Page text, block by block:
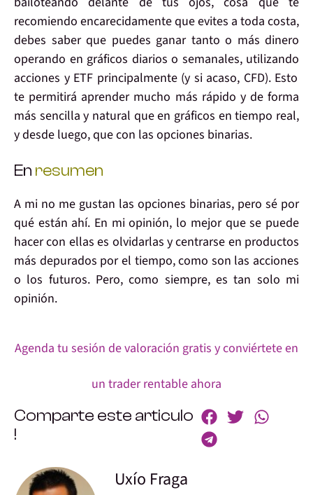
recomiendo encarecidamente que evites a toda costa,
debes saber que puedes ganar tanto o más dinero
operando en gráficos diarios o semanales, utilizando
acciones y ETF principalmente (y si acaso, CFD). Esto
te permitirá aprender mucho más rápido y de forma
más sencilla y natural que en gráficos en tiempo real,
y desde luego, que con las opciones binarias.
En resumen
A mi no me gustan las opciones binarias, pero sé por
qué están ahí. En mi opinión, lo mejor que se puede
hacer con ellas es olvidarlas y centrarse en productos
más depurados por el tiempo, como son las acciones
o los futuros. Pero, como siempre, es tan solo mi
opinión.
Agenda tu sesión de valoración gratis y conviértete en
un trader rentable ahora
Comparte este articulo
!
Uxío Fraga